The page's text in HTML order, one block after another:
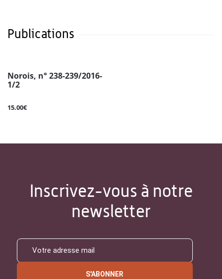
Publications
Norois, n° 238-239/2016-
1/2
15.00€
Inscrivez-vous à notre
newsletter
S'ABONNER